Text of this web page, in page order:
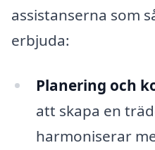
assistanserna som
erbjuda:
Planering och
att skapa en
harmoniserar